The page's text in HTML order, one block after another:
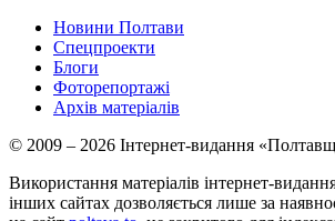
Новини Полтави
Спецпроекти
Блоги
Фоторепортажі
Архів матеріалів
© 2009 – 2026 Інтернет-видання
Використання матеріалів інтернет-
інших сайтах дозволяється лише за